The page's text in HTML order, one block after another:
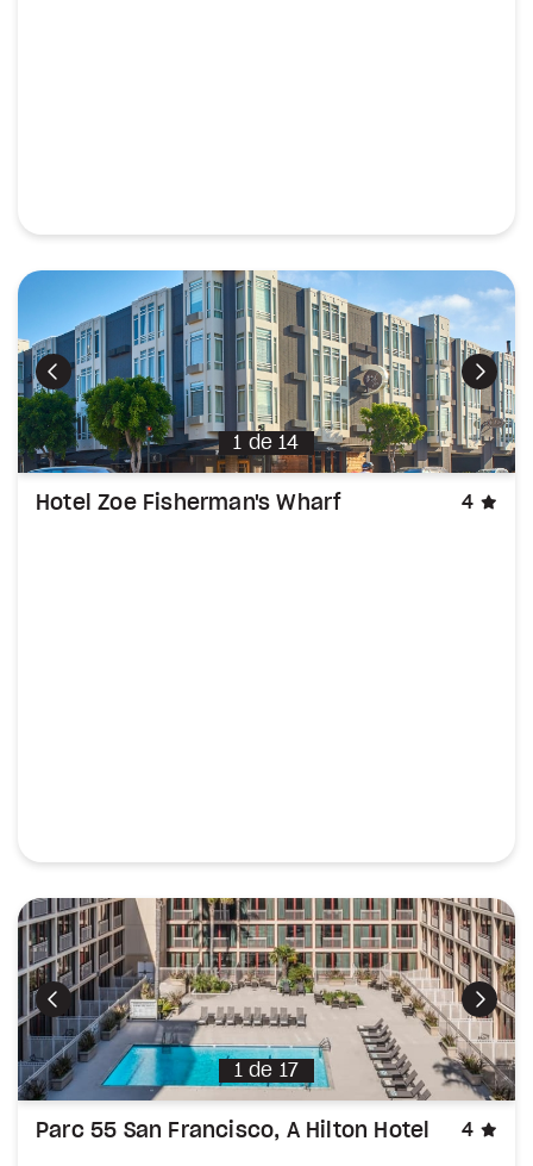
Précédent
1 de 14
Hotel Zoe Fisherman's Wharf 4
Précédent
1 de 17
Parc 55 San Francisco, A Hilton Hotel 4